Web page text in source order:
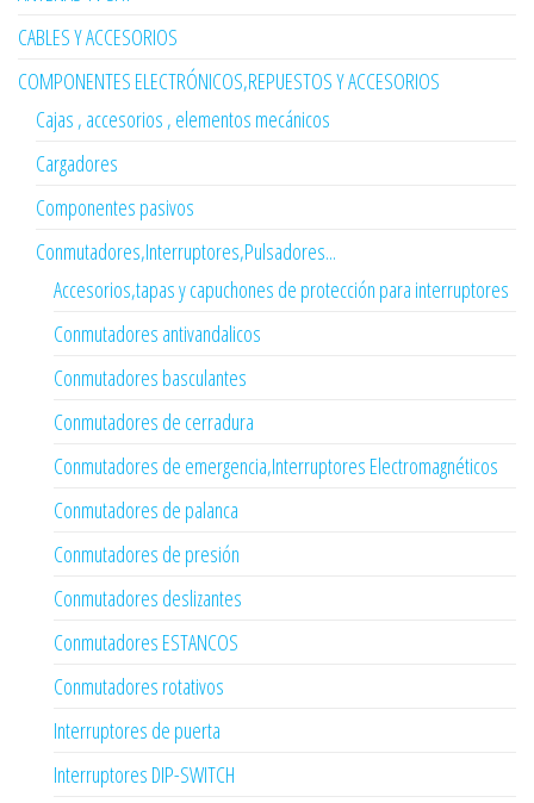
CABLES Y ACCESORIOS
COMPONENTES ELECTRÓNICOS,REPUESTOS Y ACCESORIOS
Cajas , accesorios , elementos mecánicos
Cargadores
Componentes pasivos
Conmutadores,Interruptores,Pulsadores...
Accesorios,tapas y capuchones de protección para interruptores
Conmutadores antivandalicos
Conmutadores basculantes
Conmutadores de cerradura
Conmutadores de emergencia,Interruptores Electromagnéticos
Conmutadores de palanca
Conmutadores de presión
Conmutadores deslizantes
Conmutadores ESTANCOS
Conmutadores rotativos
Interruptores de puerta
Interruptores DIP-SWITCH